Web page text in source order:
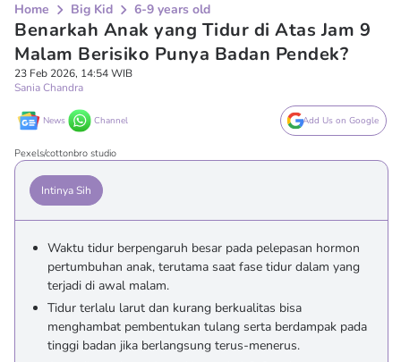
Home Big Kid 6-9 years old
Benarkah Anak yang Tidur di Atas Jam 9
Malam Berisiko Punya Badan Pendek?
23 Feb 2026, 14:54 WIB
Sania Chandra
News Channel Add Us on Google
Pexels/cottonbro studio
Intinya Sih
Waktu tidur berpengaruh besar pada pelepasan hormon
pertumbuhan anak, terutama saat fase tidur dalam yang
terjadi di awal malam.
Tidur terlalu larut dan kurang berkualitas bisa
menghambat pembentukan tulang serta berdampak pada
tinggi badan jika berlangsung terus-menerus.